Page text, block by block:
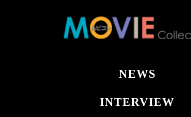
NEWS
INTERVIEW